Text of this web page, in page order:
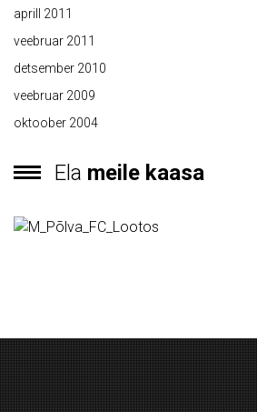
aprill 2011
veebruar 2011
detsember 2010
veebruar 2009
oktoober 2004
Ela meile kaasa